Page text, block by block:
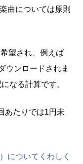
曲については原則
望され、例えば
ウンロードされま
なる計算です。
あたりでは1円未
についてくわしく